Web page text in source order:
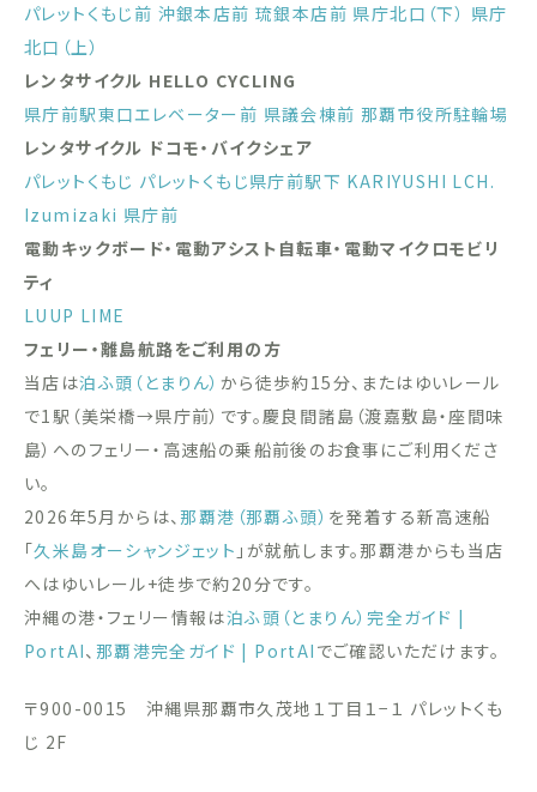
パレットくもじ前 沖銀本店前 琉銀本店前 県庁北口（下） 県庁
北口（上）
レンタサイクル HELLO CYCLING
県庁前駅東口エレベーター前 県議会棟前 那覇市役所駐輪場
レンタサイクル ドコモ・バイクシェア
パレットくもじ パレットくもじ県庁前駅下 KARIYUSHI LCH.
Izumizaki 県庁前
電動キックボード・電動アシスト自転車・電動マイクロモビリ
ティ
LUUP LIME
フェリー・離島航路をご利用の方
当店は泊ふ頭（とまりん） から徒歩約15分、またはゆいレール
で1駅（美栄橋→県庁前）です。慶良間諸島（渡嘉敷島・座間味
島）へのフェリー・高速船の乗船前後のお食事にご利用くださ
い。
2026年5月からは、那覇港（那覇ふ頭） を発着する新高速船
「久米島オーシャンジェット 」が就航します。那覇港からも当店
へはゆいレール+徒歩で約20分です。
沖縄の港・フェリー情報は泊ふ頭（とまりん）完全ガイド |
PortAI、 那覇港完全ガイド | PortAI でご確認いただけます。
〒900-0015 沖縄県那覇市久茂地１丁目１−１ パレットくも
じ 2F